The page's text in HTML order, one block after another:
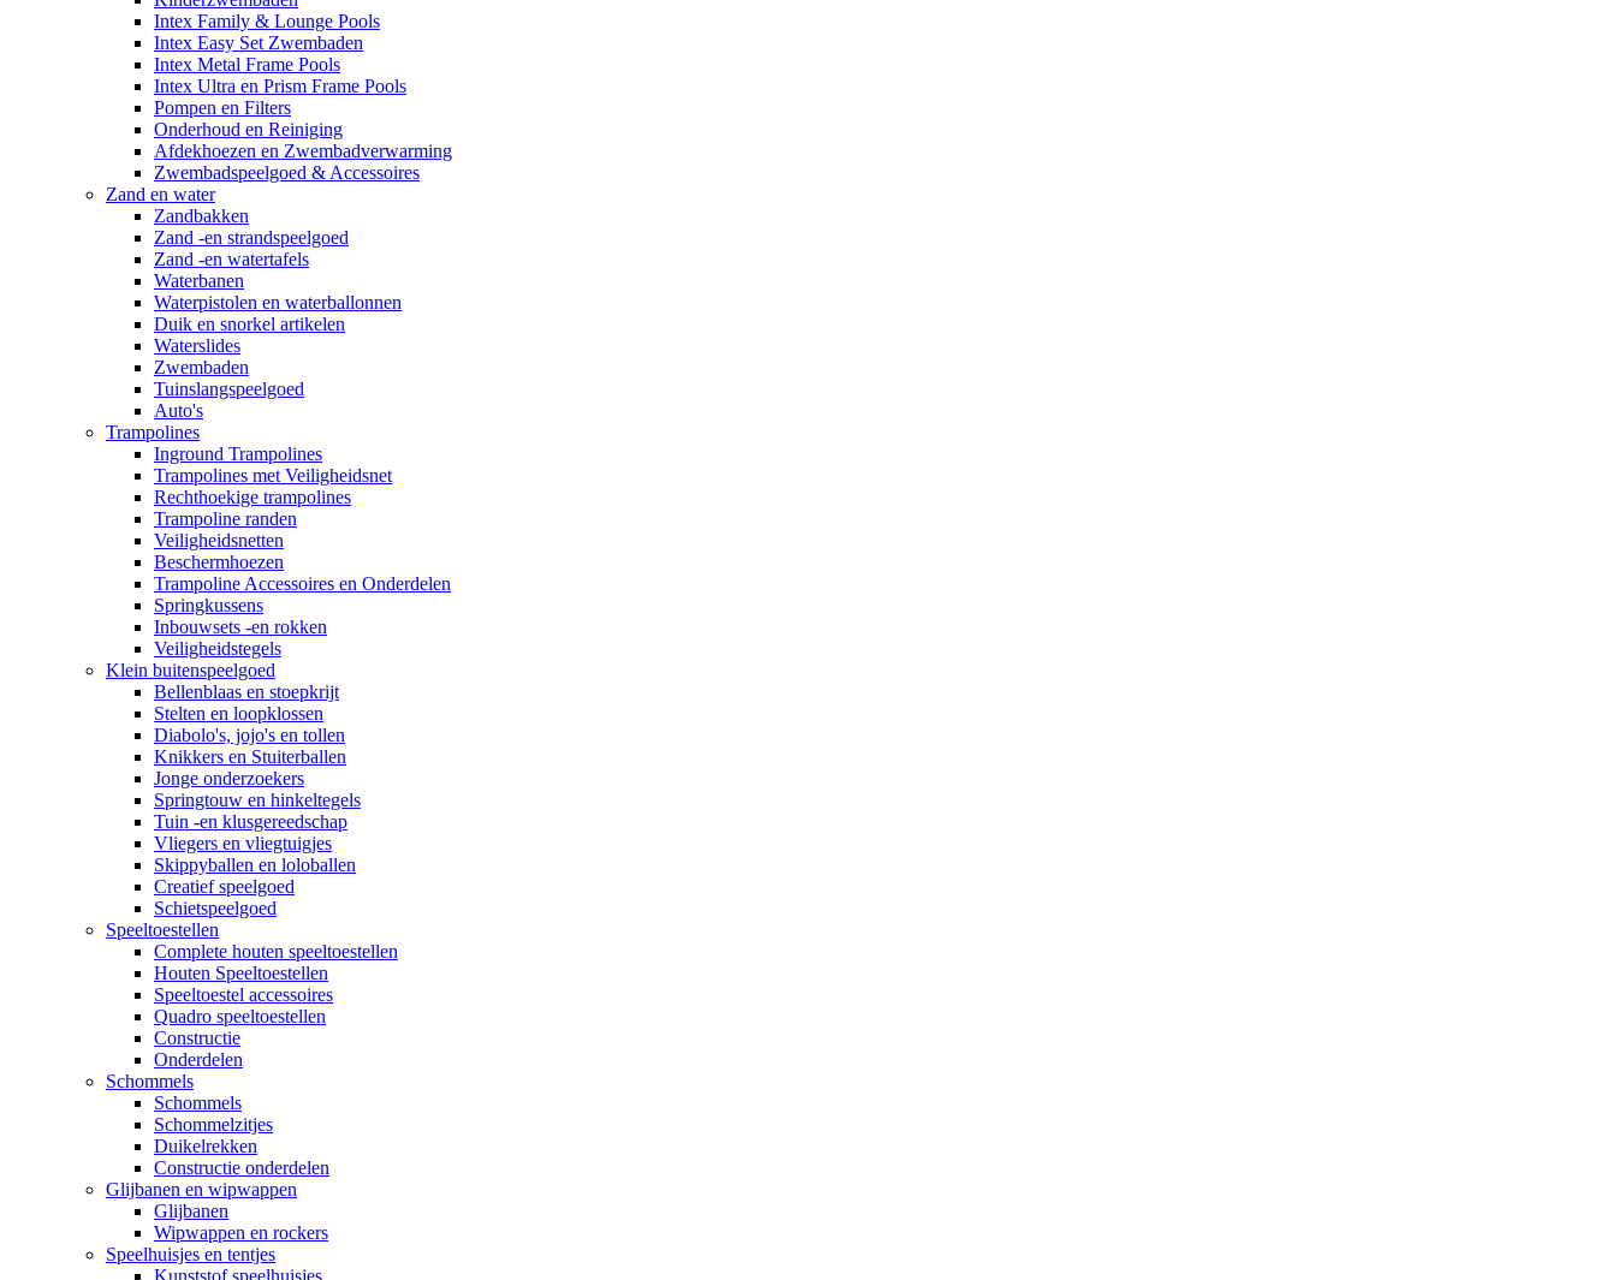
Intex Family & Lounge Pools
Intex Easy Set Zwembaden
Intex Metal Frame Pools
Intex Ultra en Prism Frame Pools
Pompen en Filters
Onderhoud en Reiniging
Afdekhoezen en Zwembadverwarming
Zwembadspeelgoed & Accessoires
Zand en water
Zandbakken
Zand -en strandspeelgoed
Zand -en watertafels
Waterbanen
Waterpistolen en waterballonnen
Duik en snorkel artikelen
Waterslides
Zwembaden
Tuinslangspeelgoed
Auto's
Trampolines
Inground Trampolines
Trampolines met Veiligheidsnet
Rechthoekige trampolines
Trampoline randen
Veiligheidsnetten
Beschermhoezen
Trampoline Accessoires en Onderdelen
Springkussens
Inbouwsets -en rokken
Veiligheidstegels
Klein buitenspeelgoed
Bellenblaas en stoepkrijt
Stelten en loopklossen
Diabolo's, jojo's en tollen
Knikkers en Stuiterballen
Jonge onderzoekers
Springtouw en hinkeltegels
Tuin -en klusgereedschap
Vliegers en vliegtuigjes
Skippyballen en loloballen
Creatief speelgoed
Schietspeelgoed
Speeltoestellen
Complete houten speeltoestellen
Houten Speeltoestellen
Speeltoestel accessoires
Quadro speeltoestellen
Constructie
Onderdelen
Schommels
Schommels
Schommelzitjes
Duikelrekken
Constructie onderdelen
Glijbanen en wipwappen
Glijbanen
Wipwappen en rockers
Speelhuisjes en tentjes
Kunststof speelhuisjes